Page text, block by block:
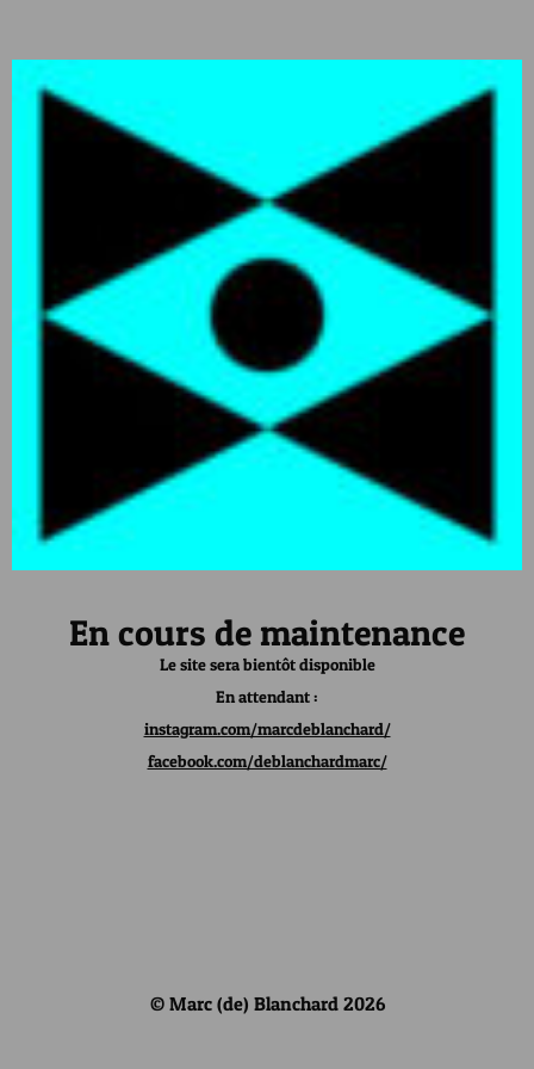
En cours de maintenance
Le site sera bientôt disponible
En attendant :
instagram.com/marcdeblanchard/
facebook.com/deblanchardmarc/
© Marc (de) Blanchard 2026